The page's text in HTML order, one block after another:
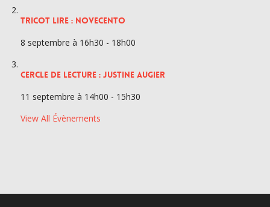
TRICOT LIRE : NOVECENTO
8 septembre à 16h30 - 18h00
CERCLE DE LECTURE : JUSTINE AUGIER
11 septembre à 14h00 - 15h30
View All Évènements